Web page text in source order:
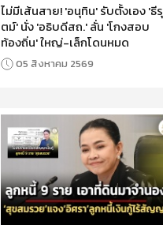
ไม่มีเส้นสาย! 'อนุทิน' รับตั้งเอง 'ธีรุ
ตม์' นั่ง 'อธิบดีสถ.' ลั่น 'โกงสอบ
ท้องถิ่น' ใหญ่-เล็กโดนหมด
05 สิงหาคม 2569